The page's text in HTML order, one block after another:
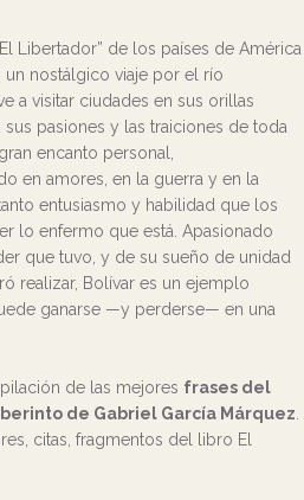
Libertador” de los países de América
un nostálgico viaje por el río
a visitar ciudades en sus orillas
pasiones y las traiciones de toda
encanto personal,
en amores, en la guerra y en la
entusiasmo y habilidad que los
lo enfermo que está. Apasionado
que tuvo, y de su sueño de unidad
realizar, Bolívar es un ejemplo
ganarse —y perderse— en una
de las mejores frases del
de Gabriel García Márquez
citas, fragmentos del libro El